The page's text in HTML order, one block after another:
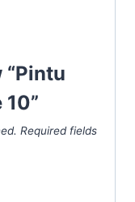
Required fields